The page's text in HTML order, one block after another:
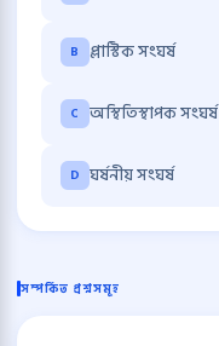
B প্লাস্টিক সংঘর্ষ
C অস্থিতিস্থাপক সংঘর্ষ
D ঘর্ষনীয় সংঘর্ষ
সম্পর্কিত প্রশ্নসমূহ